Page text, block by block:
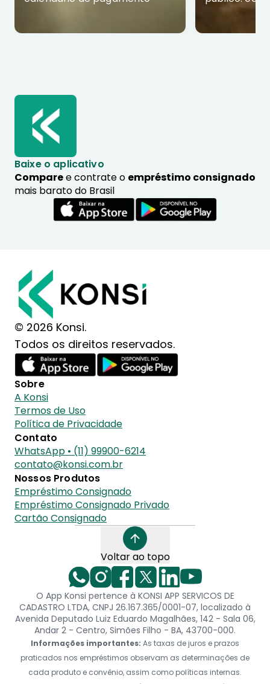
Baixe o aplicativo
Comparee contrate o empréstimo consignado
mais barato do Brasil
© 2026 Konsi.
Todos os direitos reservados.
Sobre
A Konsi
Termos de Uso
Política de Privacidade
Contato
WhatsApp • (11) 99900-6214
contato@konsi.com.br
Nossos Produtos
Empréstimo Consignado
Empréstimo Consignado Privado
Cartão Consignado
Voltar ao topo
O App Konsi pertence à KONSI APP SERVICOS DE
CADASTRO LTDA, CNPJ 26.167.365/0001-07, localizado à
Avenida Deputado Luiz Eduardo Magalhães, 142 - Sala 06,
Andar 2 - Centro, Simões Filho - BA, 43700-000.
Informações importantes: As taxas de juros e prazos
praticados nos empréstimos observam as determinações de
cada produto e convênio, assim como políticas internas.